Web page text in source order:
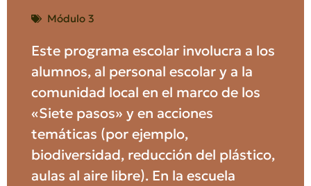
Módulo 3
Este programa escolar involucra a los
alumnos, al personal escolar y a la
comunidad local en el marco de los
«Siete pasos» y en acciones
temáticas (por ejemplo,
biodiversidad, reducción del plástico,
aulas al aire libre). En la escuela